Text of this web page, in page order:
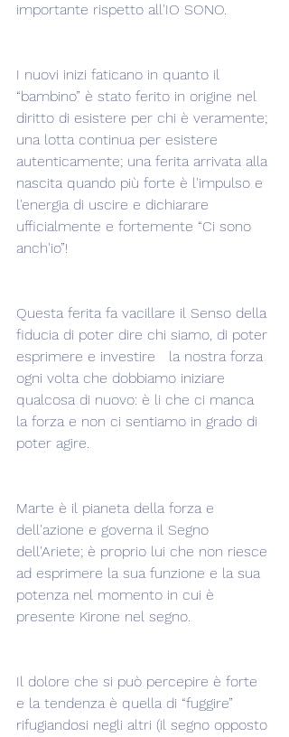
importante rispetto all'IO SONO.
I nuovi inizi faticano in quanto il
“bambino” è stato ferito in origine nel
diritto di esistere per chi è veramente;
una lotta continua per esistere
autenticamente; una ferita arrivata alla
nascita quando più forte è l'impulso e
l'energia di uscire e dichiarare
ufficialmente e fortemente “Ci sono
anch'io”!
Questa ferita fa vacillare il Senso della
fiducia di poter dire chi siamo, di poter
esprimere e investire   la nostra forza
ogni volta che dobbiamo iniziare
qualcosa di nuovo: è li che ci manca
la forza e non ci sentiamo in grado di
poter agire.
Marte è il pianeta della forza e
dell'azione e governa il Segno
dell'Ariete; è proprio lui che non riesce
ad esprimere la sua funzione e la sua
potenza nel momento in cui è
presente Kirone nel segno.
Il dolore che si può percepire è forte
e la tendenza è quella di “fuggire”
rifugiandosi negli altri (il segno opposto